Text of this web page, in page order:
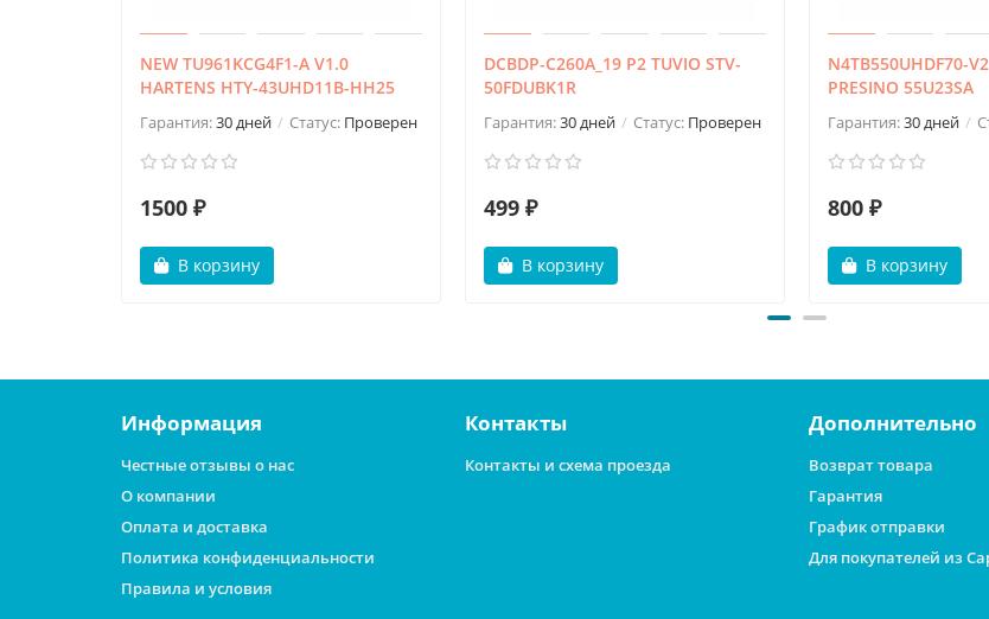
NEW TU961KCG4F1-A V1.0
HARTENS HTY-43UHD11B-HH25
Гарантия:30 дней Статус: Проверен
1500 ₽
В корзину
DCBDP-C260A_19 P2 TUVIO STV-
50FDUBK1R
Гарантия:30 дней Статус: Проверен
499 ₽
В корзину
N4TB550UHDF70-
PRESINO 55U23SA
Гарантия:30 дней
800 ₽
В корзину
Информация
Честные отзывы о нас
О компании
Оплата и доставка
Политика конфиденциальности
Правила и условия
Контакты
Контакты и схема проезда
Дополнительно
Возврат товара
Гарантия
График отправки
Для покупателей из